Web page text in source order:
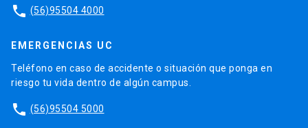
phone (56)95504 4000
EMERGENCIAS UC
Teléfono en caso de accidente o situación que ponga en
riesgo tu vida dentro de algún campus.
phone (56)95504 5000